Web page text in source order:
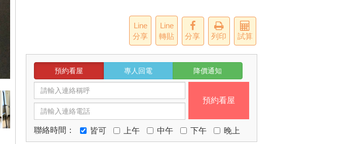
Line
分享
Line
轉貼
分享 列印 試算
預約看屋 專人回電 降價通知
預約看屋
聯絡時間： 皆可 上午 中午 下午 晚上